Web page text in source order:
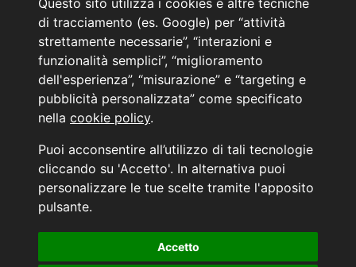
Questo sito utilizza i cookies e altre tecniche
di tracciamento (es. Google) per “attività
strettamente necessarie”, “interazioni e
funzionalità semplici”, “miglioramento
dell'esperienza”, “misurazione” e “targeting e
pubblicità personalizzata” come specificato
nella cookie policy.
Puoi acconsentire all’utilizzo di tali tecnologie
cliccando su 'Accetto'. In alternativa puoi
personalizzare le tue scelte tramite l'apposito
pulsante.
Accetto
PRENOTA IL TUO INTERVENTO DI OFFICINA
PRENOTA LA REVISIONE DELLA TUA AUTO
Consulente Online Usato: 0805608980
Consulente Online Hyundai: 0805608985
AUTO PLANET BARI SRL | BARI, via Zippitelli 32-34 - CAP 70132 | P.I. 05126720720
Generata in 0,066 secondi | 216.73.217.151
INFORMATIVA AI SENSI DELL'ART. 79 DEL REG. IVASS n° 40/2018